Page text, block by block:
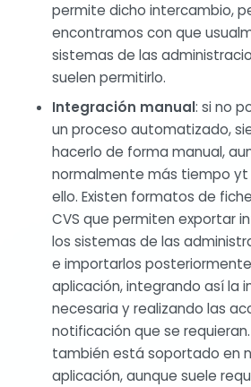
permite dicho intercambio,
encontramos con que
sistemas de las
suelen permitirlo.
Integración manual: si no
un proceso automatizado,
hacerlo de forma manual,
normalmente más tiempo yt
ello. Existen formatos de
CVS que permiten exportar
los sistemas de las
e importarlos
aplicación, integrando así la
necesaria y realizando las
notificación que se
también está soportado en
aplicación, aunque suele